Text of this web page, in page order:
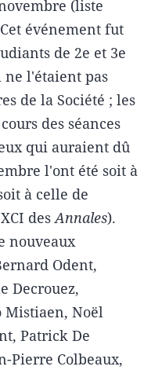
(liste
événement fut
de 2e et 3e
l'étaient pas
de la Société ; les
des séances
qui auraient dû
l'ont été soit à
à celle de
desAnnales).
nouveaux
Odent,
Decrouez,
Noël
Patrick De
Pierre Colbeaux,